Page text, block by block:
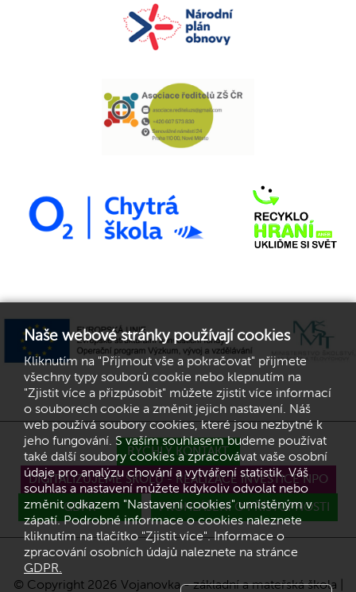
RYCHLÝ KONTAKT
DIGITALIZUJEME ŠKOLU - REALIZACE INVESTICE NPO
GDPR PROHLÁŠENÍ O PŘÍSTUPNOSTI
© Copyright 2026 Vojanovka - základní a mateřská škola |
Naše webové stránky používají cookies
Kliknutím na "Přijmout vše a pokračovat" přijmete
všechny typy souborů cookie nebo klepnutím na
"Zjistit více a přizpůsobit" můžete zjistit více informací
o souborech cookie a změnit jejich nastavení. Náš
web používá soubory cookies, které jsou nezbytné k
jeho fungování. S vaším souhlasem budeme používat
také další soubory cookies a zpracovávat vaše osobní
údaje pro analýzu chování a vytváření statistik. Váš
souhlas a nastavení můžete kdykoliv odvolat nebo
změnit odkazem "Nastavení cookies" umístěným v
zápatí. Podrobné informace o cookies naleznete
kliknutím na tlačítko "Zjistit více". Informace o
zpracování osobních údajů naleznete na stránce
GDPR.